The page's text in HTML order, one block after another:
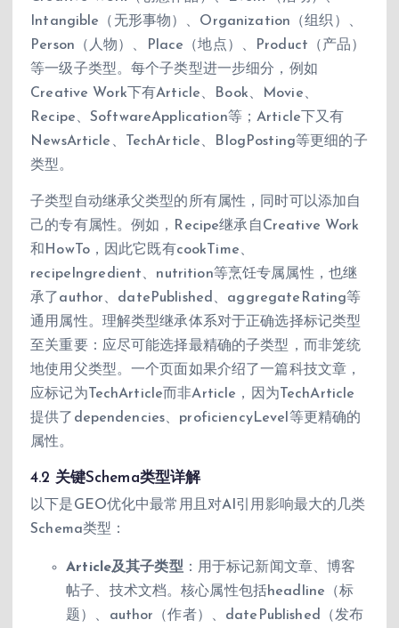
Intangible（无形事物）、Organization（组织）、
Person（人物）、Place（地点）、Product（产品）
等一级子类型。每个子类型进一步细分，例如
Creative Work下有Article、Book、Movie、
Recipe、SoftwareApplication等；Article下又有
NewsArticle、TechArticle、BlogPosting等更细的子
类型。
子类型自动继承父类型的所有属性，同时可以添加自
己的专有属性。例如，Recipe继承自Creative Work
和HowTo，因此它既有cookTime、
recipeIngredient、nutrition等烹饪专属属性，也继
承了author、datePublished、aggregateRating等
通用属性。理解类型继承体系对于正确选择标记类型
至关重要：应尽可能选择最精确的子类型，而非笼统
地使用父类型。一个页面如果介绍了一篇科技文章，
应标记为TechArticle而非Article，因为TechArticle
提供了dependencies、proficiencyLevel等更精确的
属性。
4.2 关键Schema类型详解
以下是GEO优化中最常用且对AI引用影响最大的几类
Schema类型：
Article及其子类型 ：用于标记新闻文章、博客
帖子、技术文档。核心属性包括headline（标
题）、author（作者）、datePublished（发布